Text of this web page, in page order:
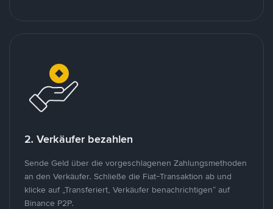
2. Verkäufer bezahlen
Sende Geld über die vorgeschlagenen Zahlungsmethoden
an den Verkäufer. Schließe die Fiat-Transaktion ab und
klicke auf „Transferiert, Verkäufer benachrichtigen“ auf
Binance P2P.